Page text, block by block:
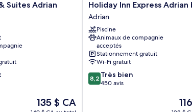
Suites Adrian
Le
prix
135 $ CA
Holiday
Inn
Express
Adrian
by
IHG
Adrian
Holiday Inn Express Adrian
Adrian
Piscine
Animaux de compagnie
acceptés
Stationnement gratuit
Wi-Fi gratuit
8.2
sur
8,2 Très bien
450 avis
Le
prix